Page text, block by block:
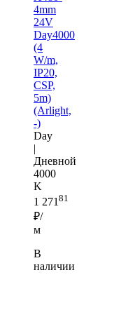
4mm
24V
Day4000
(4
W/m,
IP20,
CSP,
5m)
(Arlight,
-)
Day
|
Дневной
4000
K
1 271 81
₽/
м
В
наличии